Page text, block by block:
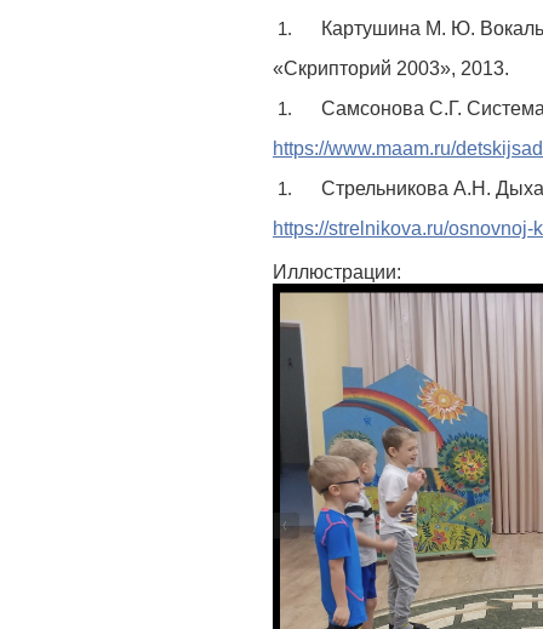
Картушина М. Ю.
«Скрипторий 2003», 2013.
Самсонова С.Г.
https://www.maam.ru/
Стрельникова А.Н.
https://strelnikova.ru/osnovnoj-
Иллюстрации: